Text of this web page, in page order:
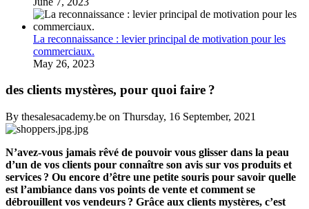
La reconnaissance : levier principal de motivation pour les
commerciaux.
May 26, 2023
des clients mystères, pour quoi faire ?
By thesalesacademy.be on Thursday, 16 September, 2021
N’avez-vous jamais rêvé de pouvoir vous glisser dans la peau
d’un de vos clients pour connaître son avis sur vos produits et
services ? Ou encore d’être une petite souris pour savoir quelle
est l’ambiance dans vos points de vente et comment se
débrouillent vos vendeurs ? Grâce aux clients mystères, c’est